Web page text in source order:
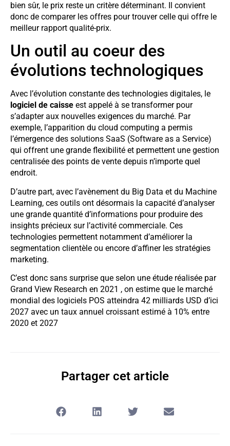
bien sûr, le prix reste un critère déterminant. Il convient
donc de comparer les offres pour trouver celle qui offre le
meilleur rapport qualité-prix.
Un outil au coeur des
évolutions technologiques
Avec l’évolution constante des technologies digitales, le
logiciel de caisse est appelé à se transformer pour
s’adapter aux nouvelles exigences du marché. Par
exemple, l’apparition du cloud computing a permis
l’émergence des solutions SaaS (Software as a Service)
qui offrent une grande flexibilité et permettent une gestion
centralisée des points de vente depuis n’importe quel
endroit.
D’autre part, avec l’avènement du Big Data et du Machine
Learning, ces outils ont désormais la capacité d’analyser
une grande quantité d’informations pour produire des
insights précieux sur l’activité commerciale. Ces
technologies permettent notamment d’améliorer la
segmentation clientèle ou encore d’affiner les stratégies
marketing.
C’est donc sans surprise que selon une étude réalisée par
Grand View Research en 2021 , on estime que le marché
mondial des logiciels POS atteindra 42 milliards USD d’ici
2027 avec un taux annuel croissant estimé à 10% entre
2020 et 2027
Partager cet article